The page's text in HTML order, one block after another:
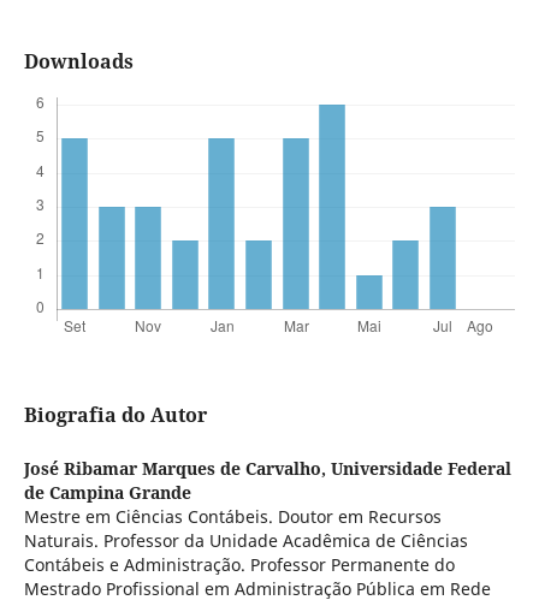
Downloads
Biografia do Autor
José Ribamar Marques de Carvalho, Universidade Federal
de Campina Grande
Mestre em Ciências Contábeis. Doutor em Recursos
Naturais. Professor da Unidade Acadêmica de Ciências
Contábeis e Administração. Professor Permanente do
Mestrado Profissional em Administração Pública em Rede